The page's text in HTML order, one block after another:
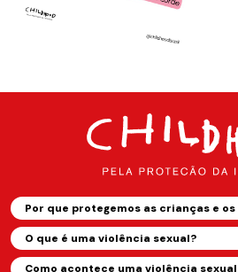
Por que protegemos as crianças e
O que é uma violência sexual?
Como acontece uma violência